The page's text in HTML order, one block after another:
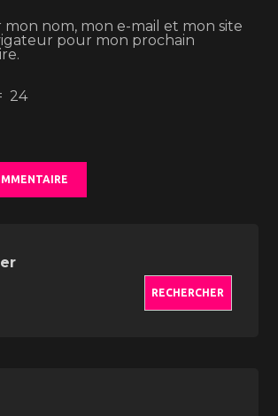
mon nom, mon e-mail et mon site
pour mon prochain
24
RECHERCHER